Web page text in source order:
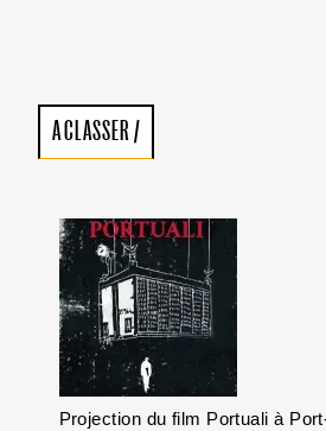
A CLASSER/
Projection du film Portuali à